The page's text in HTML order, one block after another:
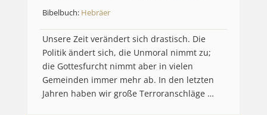
Bibelbuch: Hebräer
Unsere Zeit verändert sich drastisch. Die
Politik ändert sich, die Unmoral nimmt zu;
die Gottesfurcht nimmt aber in vielen
Gemeinden immer mehr ab. In den letzten
Jahren haben wir große Terroranschläge …